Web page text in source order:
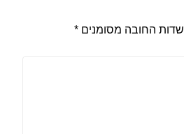
שדות החובה מסומנים *